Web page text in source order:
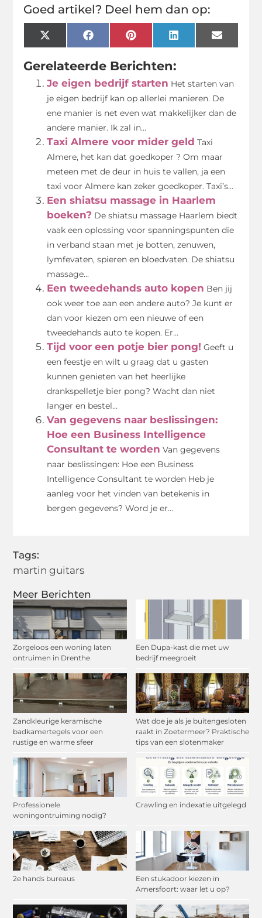
Meer Berichten
Zorgeloos een woning laten
ontruimen in Drenthe
Een Dupa-kast die met uw
bedrijf meegroeit
Zandkleurige keramische
badkamertegels voor een
rustige en warme sfeer
Wat doe je als je buitengesloten
raakt in Zoetermeer? Praktische
tips van een slotenmaker
Professionele
woningontruiming nodig?
Crawling en indexatie uitgelegd
2e hands bureaus
Een stukadoor kiezen in
Amersfoort: waar let u op?
Goed artikel? Deel hem dan op:
X
(Twitter)
FacebookPinterestLinkedInEmail
Gerelateerde Berichten:
Je eigen bedrijf starten Het starten van
je eigen bedrijf kan op allerlei manieren. De
ene manier is net even wat makkelijker dan de
andere manier. Ik zal in...
Taxi Almere voor mider geld Taxi
Almere, het kan dat goedkoper ? Om maar
meteen met de deur in huis te vallen, ja een
taxi voor Almere kan zeker goedkoper. Taxi’s...
Een shiatsu massage in Haarlem
boeken? De shiatsu massage Haarlem biedt
vaak een oplossing voor spanningspunten die
in verband staan met je botten, zenuwen,
lymfevaten, spieren en bloedvaten. De shiatsu
massage...
Een tweedehands auto kopen Ben jij
ook weer toe aan een andere auto? Je kunt er
dan voor kiezen om een nieuwe of een
tweedehands auto te kopen. Er...
Tijd voor een potje bier pong! Geeft u
een feestje en wilt u graag dat u gasten
kunnen genieten van het heerlijke
drankspelletje bier pong? Wacht dan niet
langer en bestel...
Van gegevens naar beslissingen:
Hoe een Business Intelligence
Consultant te worden Van gegevens
naar beslissingen: Hoe een Business
Intelligence Consultant te worden Heb je
aanleg voor het vinden van betekenis in
bergen gegevens? Word je er...
Tags:
martin guitars